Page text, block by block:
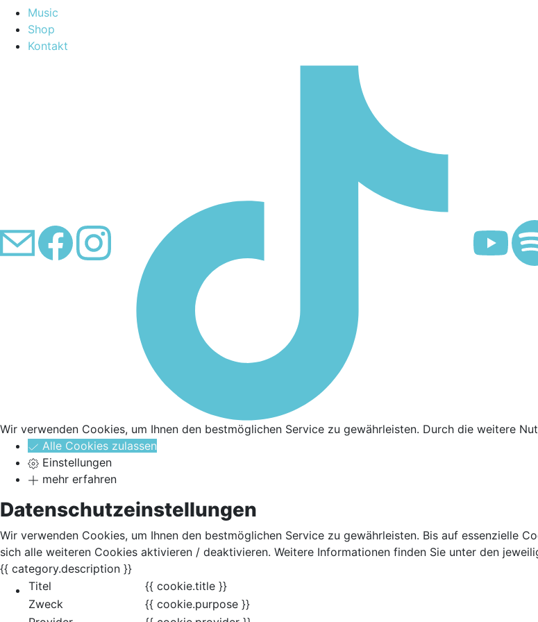
Music
Shop
Kontakt
Wir verwenden Cookies, um Ihnen den bestmöglichen Service zu gewährleisten. Durch die weitere
Alle Cookies zulassen
Einstellungen
mehr erfahren
Datenschutzeinstellungen
Wir verwenden Cookies, um Ihnen den bestmöglichen Service zu gewährleisten. Bis auf essenzielle
sich alle weiteren Cookies aktivieren / deaktivieren. Weitere Informationen finden Sie unter den
{{ category.description }}
Titel
{{ cookie.title }}
Zweck
{{ cookie.purpose }}